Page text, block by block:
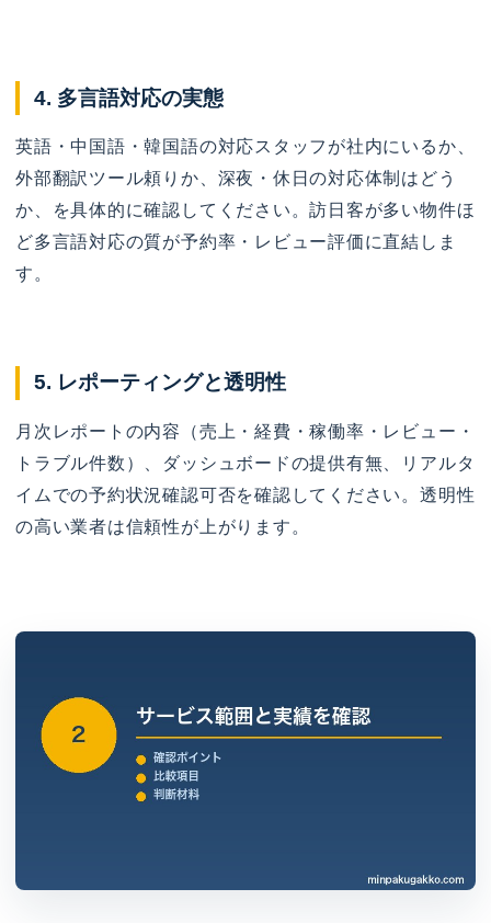
4. 多言語対応の実態
英語・中国語・韓国語の対応スタッフが社内にいるか、
外部翻訳ツール頼りか、深夜・休日の対応体制はどう
か、を具体的に確認してください。訪日客が多い物件ほ
ど多言語対応の質が予約率・レビュー評価に直結しま
す。
5. レポーティングと透明性
月次レポートの内容（売上・経費・稼働率・レビュー・
トラブル件数）、ダッシュボードの提供有無、リアルタ
イムでの予約状況確認可否を確認してください。透明性
の高い業者は信頼性が上がります。